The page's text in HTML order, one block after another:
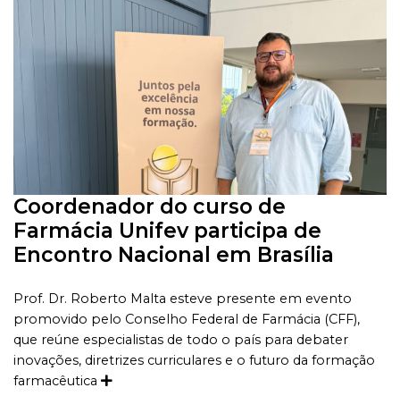
Coordenador do curso de
Farmácia Unifev participa de
Encontro Nacional em Brasília
Prof. Dr. Roberto Malta esteve presente em evento
promovido pelo Conselho Federal de Farmácia (CFF),
que reúne especialistas de todo o país para debater
inovações, diretrizes curriculares e o futuro da formação
farmacêutica